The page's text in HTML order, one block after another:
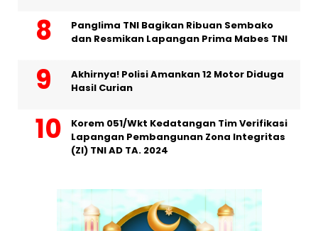
Panglima TNI Bagikan Ribuan Sembako
dan Resmikan Lapangan Prima Mabes TNI
Akhirnya! Polisi Amankan 12 Motor Diduga
Hasil Curian
Korem 051/Wkt Kedatangan Tim Verifikasi
Lapangan Pembangunan Zona Integritas
(ZI) TNI AD TA. 2024